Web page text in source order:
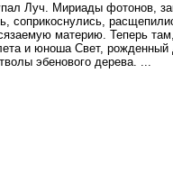
Луч. Мириады фотонов,
соприкоснулись,
материю. Теперь
и юноша Свет, рожденный
эбенового дерева. ...